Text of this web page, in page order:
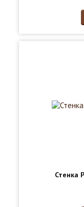
Стенка